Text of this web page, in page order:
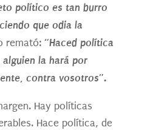
político es tan burro
que odia la
remató: “Haced política
la hará por
contra vosotros”.
Hay políticas
Hace política, de